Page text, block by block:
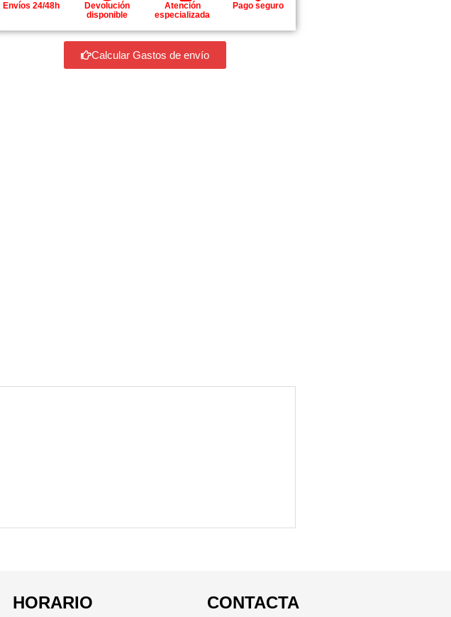
Envíos 24/48h
Devolución
disponible
Atención
especializada
Pago seguro
Calcular Gastos de envío
HORARIO CONTACTA